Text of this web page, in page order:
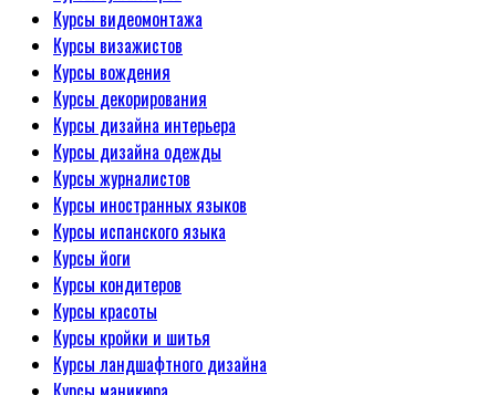
Курсы видеомонтажа
Курсы визажистов
Курсы вождения
Курсы декорирования
Курсы дизайна интерьера
Курсы дизайна одежды
Курсы журналистов
Курсы иностранных языков
Курсы испанского языка
Курсы йоги
Курсы кондитеров
Курсы красоты
Курсы кройки и шитья
Курсы ландшафтного дизайна